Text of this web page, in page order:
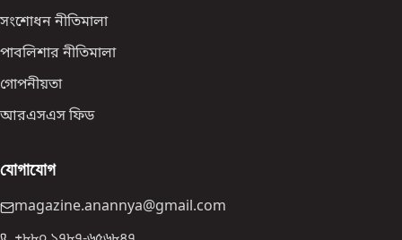
সংশোধন নীতিমালা
পাবলিশার নীতিমালা
গোপনীয়তা
আরএসএস ফিড
যোগাযোগ
magazine.anannya@gmail.com